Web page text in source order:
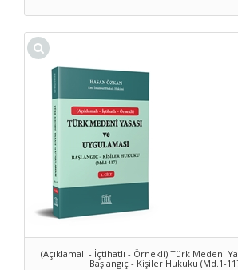
(Açıklamalı - İçtihatlı - Örnekli) Türk Medeni
Başlangıç - Kişiler Hukuku (Md.1-